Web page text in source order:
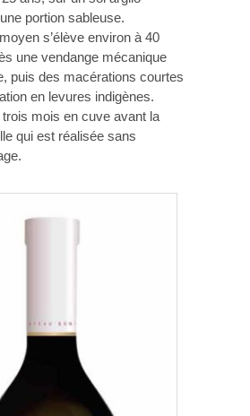
portion sableuse.
s’élève environ à 40
une vendange mécanique
puis des macérations courtes
en levures indigènes.
trois mois en cuve avant la
qui est réalisée sans